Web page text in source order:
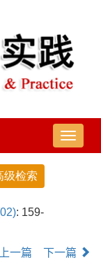
导
航
: 159-
上一篇 下一篇